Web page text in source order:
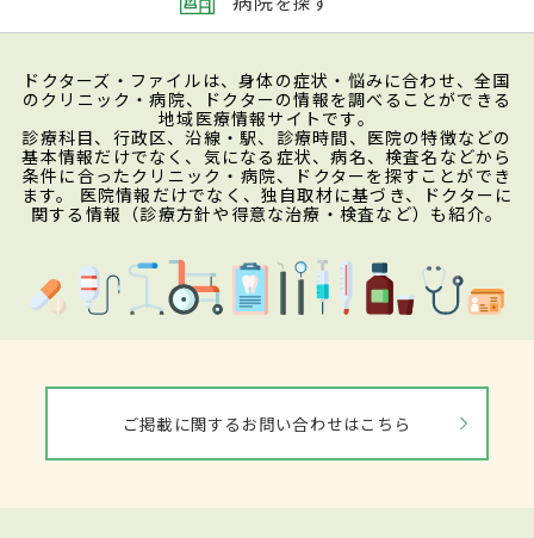
ドクターズ・ファイルは、身体の症状・悩みに合わせ、全国
のクリニック・病院、ドクターの情報を調べることができる
地域医療情報サイトです。
診療科目、行政区、沿線・駅、診療時間、医院の特徴などの
基本情報だけでなく、気になる症状、病名、検査名などから
条件に合ったクリニック・病院、ドクターを探すことができ
ます。 医院情報だけでなく、独自取材に基づき、ドクターに
関する情報（診療方針や得意な治療・検査など）も紹介。
ご掲載に関するお問い合わせはこちら